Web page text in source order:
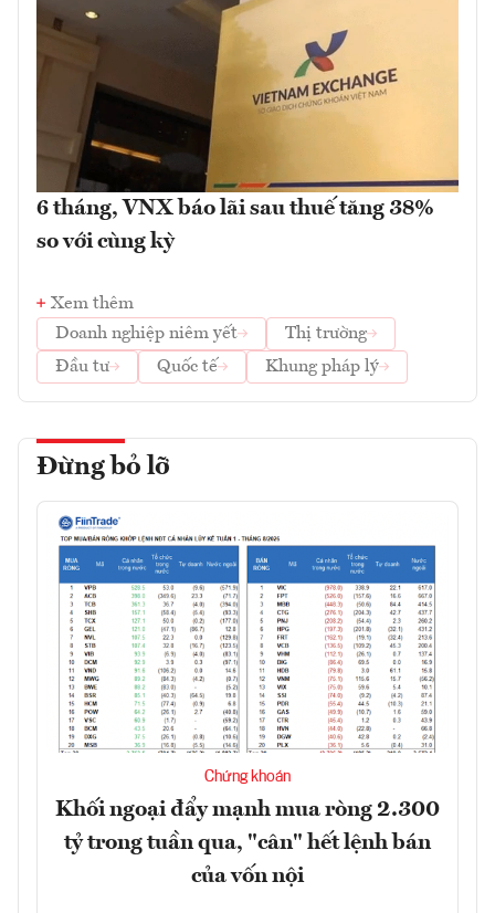
6 tháng, VNX báo lãi sau thuế tăng 38%
so với cùng kỳ
Xem thêm
Doanh nghiệp niêm yết
Thị trường
Đầu tư
Quốc tế Khung pháp lý
Đừng bỏ lỡ
Chứng khoán
Khối ngoại đẩy mạnh mua ròng 2.300
tỷ trong tuần qua, "cân" hết lệnh bán
của vốn nội